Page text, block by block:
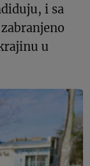
i sa
u